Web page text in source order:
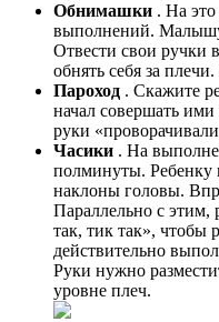
Обнимашки . На
выполнений.
Отвести свои ручки
обнять себя за
Пароход . Скажите
начал совершать
руки
Часики . На
полминуты. Ребенку
наклоны головы.
Параллельно с этим,
так, тик так», чтобы
действительно
Руки нужно
уровне плеч.